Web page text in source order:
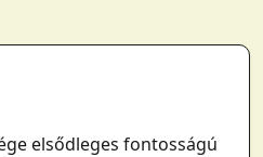
elsődleges fontosságú